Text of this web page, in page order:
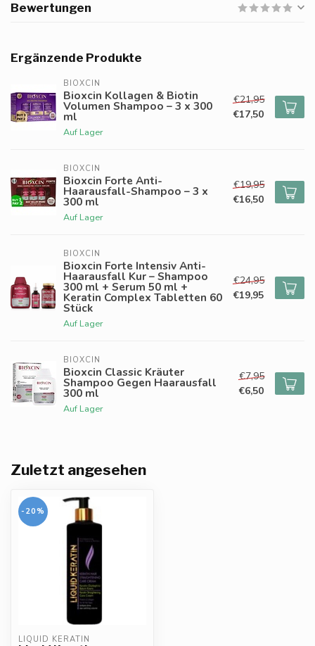
Bewertungen
Ergänzende Produkte
BIOXCIN
Bioxcin Kollagen & Biotin
Volumen Shampoo – 3 x 300
ml
Auf Lager
€21,95
€17,50
BIOXCIN
Bioxcin Forte Anti-
Haarausfall-Shampoo – 3 x
300 ml
Auf Lager
€19,95
€16,50
BIOXCIN
Bioxcin Forte Intensiv Anti-
Haarausfall Kur – Shampoo
300 ml + Serum 50 ml +
Keratin Complex Tabletten 60
Stück
Auf Lager
€24,95
€19,95
BIOXCIN
Bioxcin Classic Kräuter
Shampoo Gegen Haarausfall
300 ml
Auf Lager
€7,95
€6,50
Zuletzt angesehen
-20%
LIQUID KERATIN